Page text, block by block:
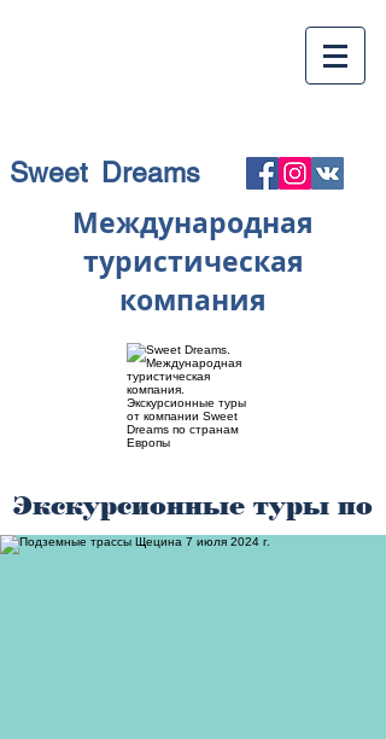
Sweet Dreams
Международная
туристическая
компания
Экскурсионные туры по
странам Европы